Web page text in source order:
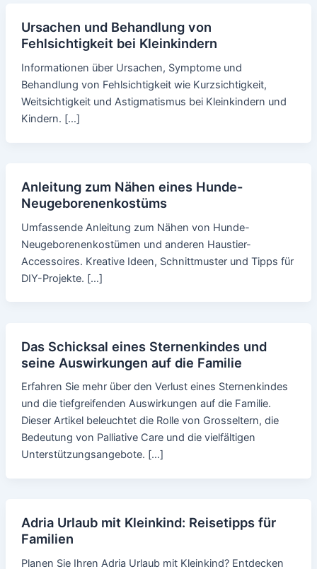
Ursachen und Behandlung von
Fehlsichtigkeit bei Kleinkindern
Informationen über Ursachen, Symptome und
Behandlung von Fehlsichtigkeit wie Kurzsichtigkeit,
Weitsichtigkeit und Astigmatismus bei Kleinkindern und
Kindern. […]
Anleitung zum Nähen eines Hunde-
Neugeborenenkostüms
Umfassende Anleitung zum Nähen von Hunde-
Neugeborenenkostümen und anderen Haustier-
Accessoires. Kreative Ideen, Schnittmuster und Tipps für
DIY-Projekte. […]
Das Schicksal eines Sternenkindes und
seine Auswirkungen auf die Familie
Erfahren Sie mehr über den Verlust eines Sternenkindes
und die tiefgreifenden Auswirkungen auf die Familie.
Dieser Artikel beleuchtet die Rolle von Grosseltern, die
Bedeutung von Palliative Care und die vielfältigen
Unterstützungsangebote. […]
Adria Urlaub mit Kleinkind: Reisetipps für
Familien
Planen Sie Ihren Adria Urlaub mit Kleinkind? Entdecken